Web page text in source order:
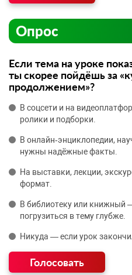
Опрос
Если тема на уроке
ты скорее пойдёшь за
продолжением»?
В соцсети и на
ролики и подборки.
В онлайн‑энциклопедии,
нужны надёжные факты.
На выставки, лекции,
формат.
В библиотеку или книжный
погрузиться в тему глубже.
Никуда — если урок